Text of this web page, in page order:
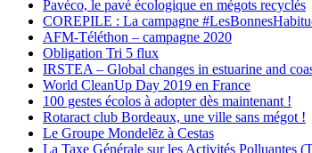
Pavéco, le pavé écologique en mégots recyclés
COREPILE : La campagne
AFM-Téléthon – campagne 2020
Obligation Tri 5 flux
IRSTEA – Global changes in estuarine and
World CleanUp Day 2019 en France
100 gestes écolos à adopter dès maintenant !
Rotaract club Bordeaux, une ville sans mégot !
Le Groupe Mondelēz à Cestas
La Taxe Générale sur les Activités Polluantes